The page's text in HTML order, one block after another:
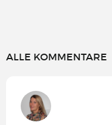
ALLE KOMMENTARE